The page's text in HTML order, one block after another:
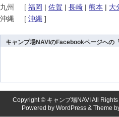
九州
[ 福岡 | 佐賀 | 長崎 | 熊本 | 大
沖縄
[ 沖縄 ]
キャンプ場NAVIのFacebookページへの
Copyright © キャンプ場NAVI All
Powered by WordPress & Theme